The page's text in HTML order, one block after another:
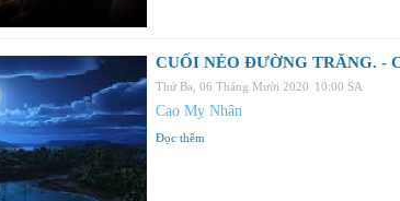
CUỐI NẺO ĐƯỜNG TRĂNG. -
Thứ Ba, 06 Tháng Mười 2020 10:00 SA
Cao Mỵ Nhân
Đọc thêm